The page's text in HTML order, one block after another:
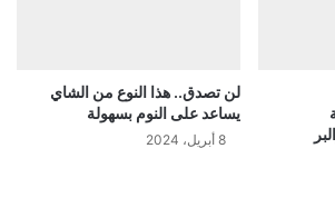
لن تصدق.. هذا النوع من الشاي
يساعد على النوم بسهولة
8 أبريل، 2024